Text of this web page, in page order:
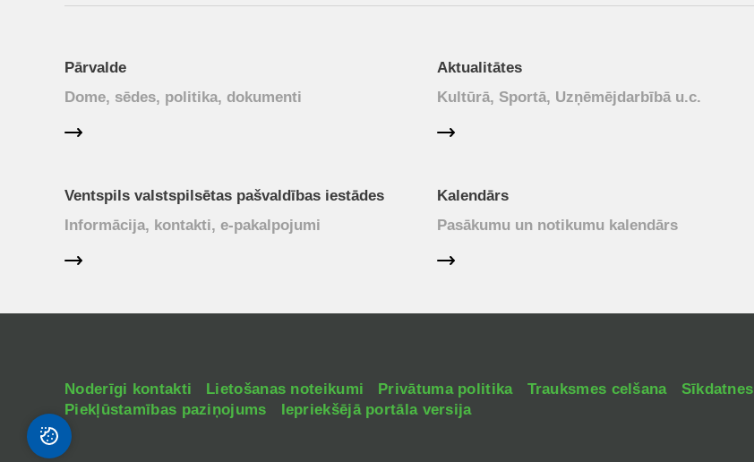
Pārvalde
Dome, sēdes, politika, dokumenti
Aktualitātes
Kultūrā, Sportā, Uzņēmējdarbībā u.c.
Ventspils valstspilsētas pašvaldības iestādes
Informācija, kontakti, e-pakalpojumi
Kalendārs
Pasākumu un notikumu kalendārs
Noderīgi kontakti Lietošanas noteikumi Privātuma politika Trauksmes celšana
Sīkdatnes
Piekļūstamības paziņojums
Iepriekšējā portāla versija